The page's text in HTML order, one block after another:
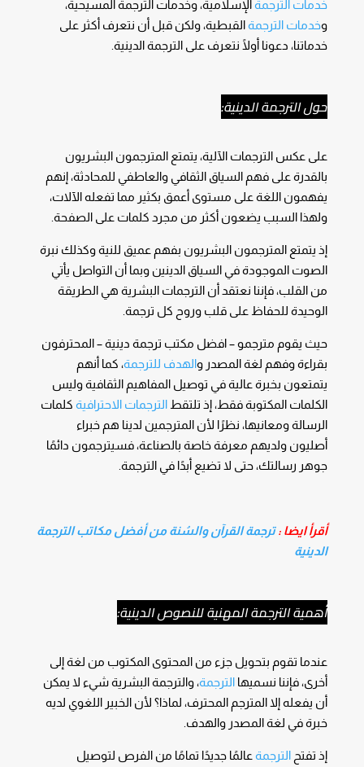
خدمات الترجمةالإسلامية، وخدمات الترجمة المسيحية،
وخدمات الترجمةالقبطية، ولكن قبل أن نتعرف أكثر على
خدماتنا، دعونا أولًا نتعرف على الترجمة الدينية.
حول الترجمة الدينية:
على عكس الترجمات الآلية، يتمتع المترجمون البشريون
بالقدرة على فهم السياق الثقافي والعاطفي للمحادثة، إنهم
يفهمون اللغة على مستوى أعمق بكثير مما تفعله الآلات،
ولهذا السبب يضعون أكثر من مجرد كلمات على الصفحة.
إذ يتمتع المترجمون البشريون بفهم عميق للنية وكذلك نبرة
الصوت الموجودة في السياق الدينين وبما أن التواصل يأتي
من القلب، فإننا نعتقد أن الترجمات البشرية هي الطريقة
الوحيدة للحفاظ على قلب وروح كل ترجمة.
حيث يقوم مترجمو – افضل مكتب ترجمة دينية – المحترفون
بقراءة وفهم لغة المصدر والهدف للترجمة، كما أنهم
يتمتعون بخبرة عالية في توصيل المفاهيم الثقافية وليس
الكلمات المكتوبة فقط، إذ تلتقط الترجمات الاحترافيةكلمات
الرسالة ومعانيها، نظرًا لأن المترجمين لدينا هم خبراء
أصليون ولديهم معرفة خاصة بالصناعة، فسيترجمون دائمًا
جوهر رسالتك، حتى لا تضيع أبدًا في الترجمة.
أقرأ ايضا :ترجمة القرآن والسُنة من أفضل مكاتب الترجمة
الدينية
أهمية الترجمة المهنية للنصوص الدينية:
عندما تقوم بتحويل جزء من المحتوى المكتوب من لغة إلى
أخرى، فإننا نسميها الترجمة، والترجمة البشرية شيء لا يمكن
أن يفعله إلا المترجم المحترف، لماذا؟ لأن الخبير اللغوي لديه
خبرة في لغة المصدر والهدف.
إذ تفتح الترجمةعالمًا جديدًا تمامًا من الفرص لتوصيل